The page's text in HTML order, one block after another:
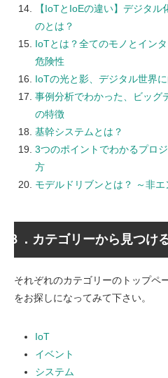
【IoTとIoEの違い】デジタ
のとは？
IoTとは？全てのモノとイン
危険性
IoTの光と影、デジタル世界
事例分析でわかった、ビッグ
の特徴
基幹システムとは？
3つのポイントでわかるプロ
方
モデルドリブンとは？ ～非
３．カテゴリーから見つけ
それぞれのカテゴリーのトップペ
をお探しになってみて下さい。
IoT
イベント
システム